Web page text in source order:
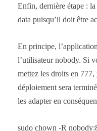
Enfin, dernière étape :
data puisqu’il doit être
En principe,
l’utilisateur nobody. Si
mettez les droits en
déploiement sera
les adapter en
sudo chown -R